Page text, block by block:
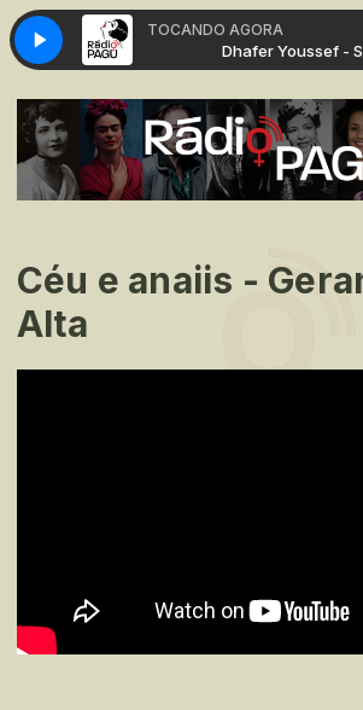
TOCANDO AGORA
Suraj Dhafer Youssef -
Céu e anaiis -
Alta